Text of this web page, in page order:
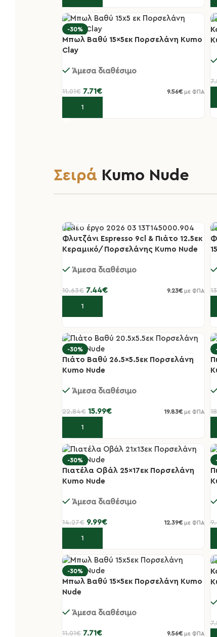
-30%
Μπωλ Βαθύ 15×5εκ Πορσελάνη Kumo
Clay
Άμεσα διαθέσιμο
11.01€ 7.71 € 9.56€ με ΦΠΑ
Προσθήκη στο καλάθι
Σειρά Kumo Nude
-30%
Φλυτζάνι Espresso 9cl & Πιάτο 12.5εκ
Κεραμικό/Πορσελάνης Kumo Nude
Άμεσα διαθέσιμο
10.63€ 7.44€ 9.23€ με ΦΠΑ
Προσθήκη στο καλάθι
-30%
Πιάτο Βαθύ 26.5×5.5εκ Πορσελάνη
Kumo Nude
Άμεσα διαθέσιμο
22.84€ 15.99€ 19.83€ με ΦΠΑ
Προσθήκη στο καλάθι
-30%
Πιατέλα Οβάλ 25×17εκ Πορσελάνη
Kumo Nude
Άμεσα διαθέσιμο
14.27€ 9.99€ 12.39€ με ΦΠΑ
Προσθήκη στο καλάθι
-30%
Μπωλ Βαθύ 15×5εκ Πορσελάνη Kumo
Nude
Άμεσα διαθέσιμο
11.01€ 7.71 € 9.56€ με ΦΠΑ